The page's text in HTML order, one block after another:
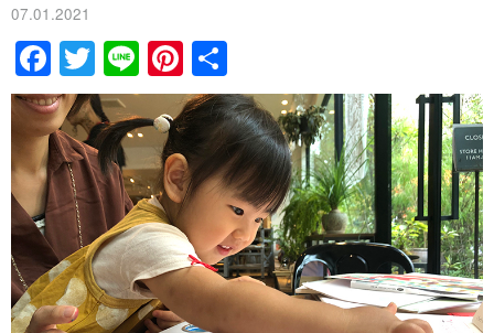
07.01.2021
F
a
c
e
b
o
o
k
T
wi
tt
er
Li
n
e
Pi
nt
er
e
st
有